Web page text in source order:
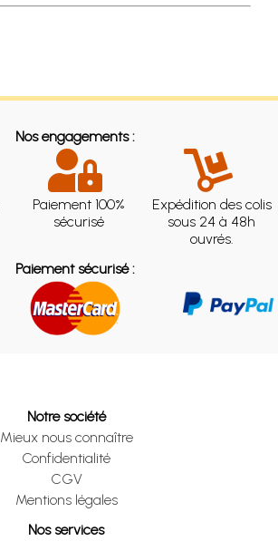
Nos engagements :
Paiement 100%
sécurisé
Expédition des colis
sous 24 à 48h
ouvrés.
Paiement sécurisé :
Notre société
Mieux nous connaître
Confidentialité
CGV
Mentions légales
Nos services